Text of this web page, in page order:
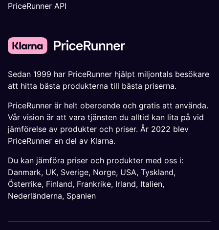
PriceRunner API
Sedan 1999 har PriceRunner hjälpt miljontals besökare
att hitta bästa produkterna till bästa priserna.
PriceRunner är helt oberoende och gratis att använda.
Vår vision är att vara tjänsten du alltid kan lita på vid
jämförelse av produkter och priser. År 2022 blev
PriceRunner en del av Klarna.
Du kan jämföra priser och produkter med oss i:
Danmark, UK, Sverige, Norge, USA, Tyskland,
Österrike, Finland, Frankrike, Irland, Italien,
Nederländerna, Spanien